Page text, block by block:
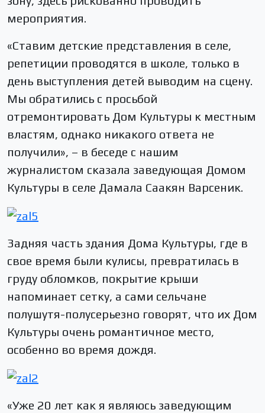
мероприятия.
«Ставим детские представления в селе,
репетиции проводятся в школе, только в
день выступления детей выводим на сцену.
Мы обратились с просьбой
отремонтировать Дом Культуры к местным
властям, однако никакого ответа не
получили», – в беседе с нашим
журналистом сказала заведующая Домом
Культуры в селе Дамала Саакян Варсеник.
Задняя часть здания Дома Культуры, где в
свое время были кулисы, превратилась в
груду обломков, покрытие крыши
напоминает сетку, а сами сельчане
полушутя-полусерьезно говорят, что их Дом
Культуры очень романтичное место,
особенно во время дождя.
«Уже 20 лет как я являюсь заведующим